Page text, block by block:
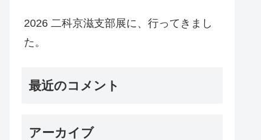
2026 二科京滋支部展に、行ってきまし
た。
最近のコメント
アーカイブ